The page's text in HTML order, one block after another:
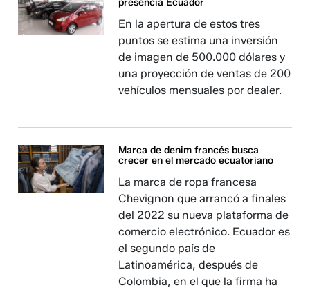
presencia Ecuador
En la apertura de estos tres
puntos se estima una inversión
de imagen de 500.000 dólares y
una proyección de ventas de 200
vehículos mensuales por dealer.
Marca de denim francés busca
crecer en el mercado ecuatoriano
La marca de ropa francesa
Chevignon que arrancó a finales
del 2022 su nueva plataforma de
comercio electrónico. Ecuador es
el segundo país de
Latinoamérica, después de
Colombia, en el que la firma ha